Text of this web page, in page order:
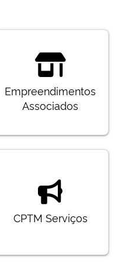
Empreendimentos
Associados
CPTM Serviços